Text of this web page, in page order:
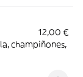
12,00 €
champiñones,